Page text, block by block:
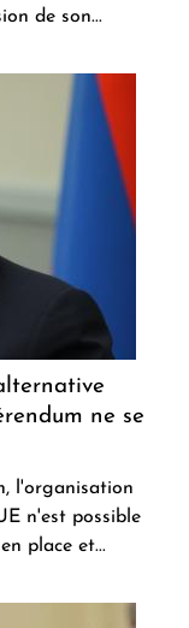
de son...
ne se
l'organisation
n'est possible
place et...